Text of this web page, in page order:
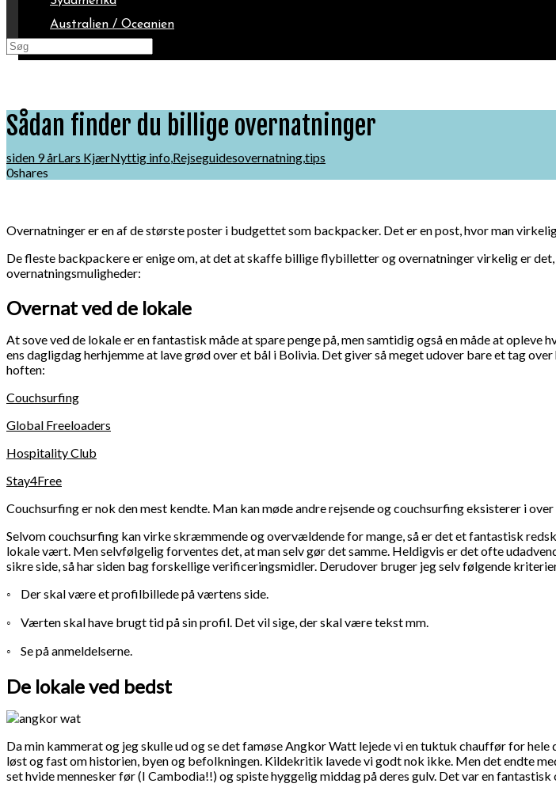
Australien / Oceanien
Sådan finder du billige overnatninger
siden 9 årLars KjærNyttig info,Rejseguidesovernatning,tips
0shares
Overnatninger er en af de største poster i budgettet som backpacker. Det er en post, hvor man
De fleste backpackere er enige om, at det at skaffe billige flybilletter og overnatninger virkelig er
overnatningsmuligheder:
Overnat ved de lokale
At sove ved de lokale er en fantastisk måde at spare penge på, men samtidig også en måde at
ens dagligdag herhjemme at lave grød over et bål i Bolivia. Det giver så meget udover bare et tag
hoften:
Couchsurfing
Global Freeloaders
Hospitality Club
Stay4Free
Couchsurfing er nok den mest kendte. Man kan møde andre rejsende og couchsurfing eksisterer i
Selvom couchsurfing kan virke skræmmende og overvældende for mange, så er det et fantastisk
lokale vært. Men selvfølgelig forventes det, at man selv gør det samme. Heldigvis er det ofte
sikre side, så har siden bag forskellige verificeringsmidler. Derudover bruger jeg selv følgende
◦ Der skal være et profilbillede på værtens side.
◦ Værten skal have brugt tid på sin profil. Det vil sige, der skal være tekst mm.
◦ Se på anmeldelserne.
De lokale ved bedst
Da min kammerat og jeg skulle ud og se det famøse Angkor Watt lejede vi en tuktuk chauffør for
løst og fast om historien, byen og befolkningen. Kildekritik lavede vi godt nok ikke. Men det endte
set hvide mennesker før (I Cambodia!!) og spiste hyggelig middag på deres gulv. Det var en